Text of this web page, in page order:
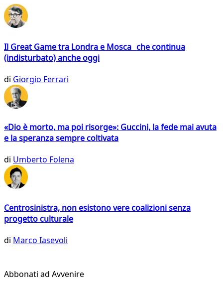
Il Great Game tra Londra e Mosca che continua
(indisturbato) anche oggi
di Giorgio Ferrari
«Dio è morto, ma poi risorge»: Guccini, la fede mai avuta
e la speranza sempre coltivata
di Umberto Folena
Centrosinistra, non esistono vere coalizioni senza
progetto culturale
di Marco Iasevoli
Abbonati ad Avvenire